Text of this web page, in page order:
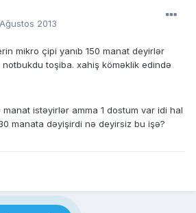
2013
mikro çipi yanıb 150 manat deyirlər
toşiba. xahiş köməklik edində
manat istəyirlər amma 1 dostum var idi hal
manata dəyişirdi nə deyirsiz bu işə?